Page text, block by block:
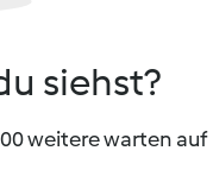
siehst?
weitere warten auf